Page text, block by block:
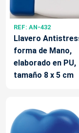
REF: AN-432
Llavero
forma de Mano,
elaborado en PU,
tamaño 8 x 5 cm